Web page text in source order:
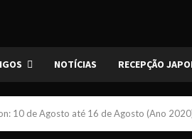
NOTÍCIAS RECEPÇÃO
10 de Agosto até 16 de Agosto (Ano